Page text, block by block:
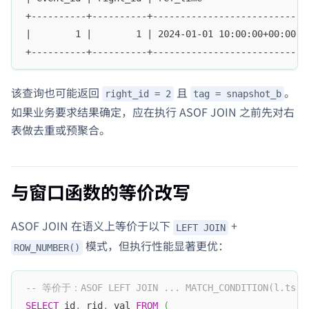
+----------+----------+---------------------------
|        1 |        1 | 2024-01-01 10:00:00+00:00 |
+----------+----------+---------------------------
该查询也可能返回 right_id = 2 且 tag = snapshot_b 。
如果业务要求结果确定，应在执行 ASOF JOIN 之前先对右
表做去重或预聚合。
与窗口函数的等价改写
ASOF JOIN 在语义上等价于以下 LEFT JOIN +
ROW_NUMBER() 模式，但执行性能显著更优：
-- 等价于：ASOF LEFT JOIN ...
SELECT id , rid , val FROM (